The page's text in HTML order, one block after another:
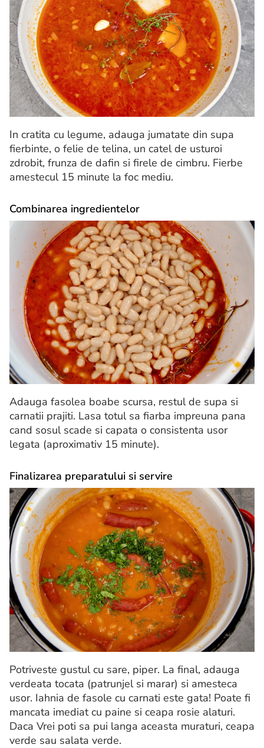
In cratita cu legume, adauga jumatate din supa
fierbinte, o felie de telina, un catel de usturoi
zdrobit, frunza de dafin si firele de cimbru. Fierbe
amestecul 15 minute la foc mediu.
Combinarea ingredientelor
Adauga fasolea boabe scursa, restul de supa si
carnatii prajiti. Lasa totul sa fiarba impreuna pana
cand sosul scade si capata o consistenta usor
legata (aproximativ 15 minute).
Finalizarea preparatului si servire
Potriveste gustul cu sare, piper. La final, adauga
verdeata tocata (patrunjel si marar) si amesteca
usor. Iahnia de fasole cu carnati este gata! Poate fi
mancata imediat cu paine si ceapa rosie alaturi.
Daca Vrei poti sa pui langa aceasta muraturi, ceapa
verde sau salata verde.